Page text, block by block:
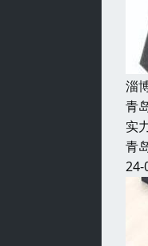
淄
青
实
青
24-